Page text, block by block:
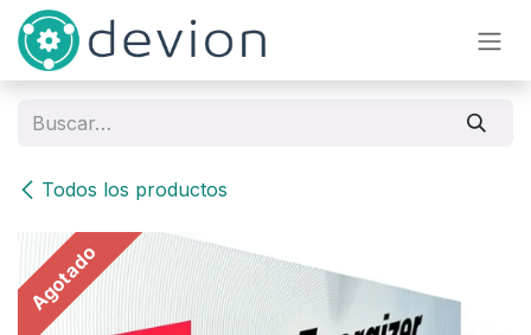
Ir al contenido
Todos los productos
Agotado